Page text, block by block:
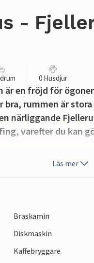
-
0 Husdjur
är en fröjd för
rummen är
närliggande
varefter du kan
Läs mer
Braskamin
Diskmaskin
Kaffebryggare